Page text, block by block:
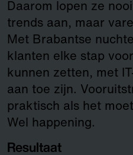
Daarom lopen ze
trends aan, maar
Met Brabantse
klanten elke stap
kunnen zetten, met
aan toe zijn.
praktisch als het
Wel happening.
Resultaat